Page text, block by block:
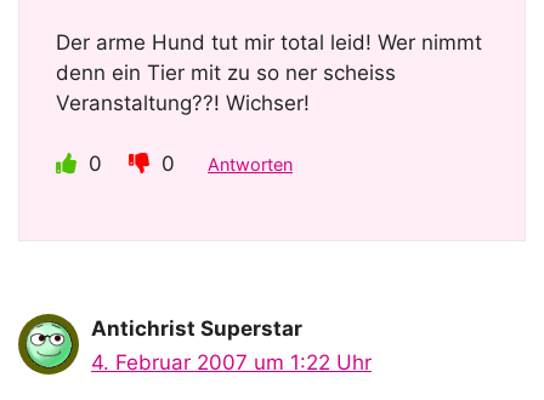
Der arme Hund tut mir total leid! Wer nimmt
denn ein Tier mit zu so ner scheiss
Veranstaltung??! Wichser!
0 0 Antworten
Antichrist Superstar
4. Februar 2007 um 1:22 Uhr